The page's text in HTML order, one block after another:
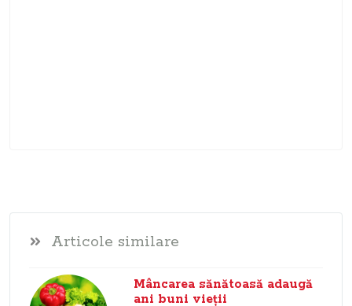
Articole similare
Mâncarea sănătoasă adaugă
ani buni vieţii